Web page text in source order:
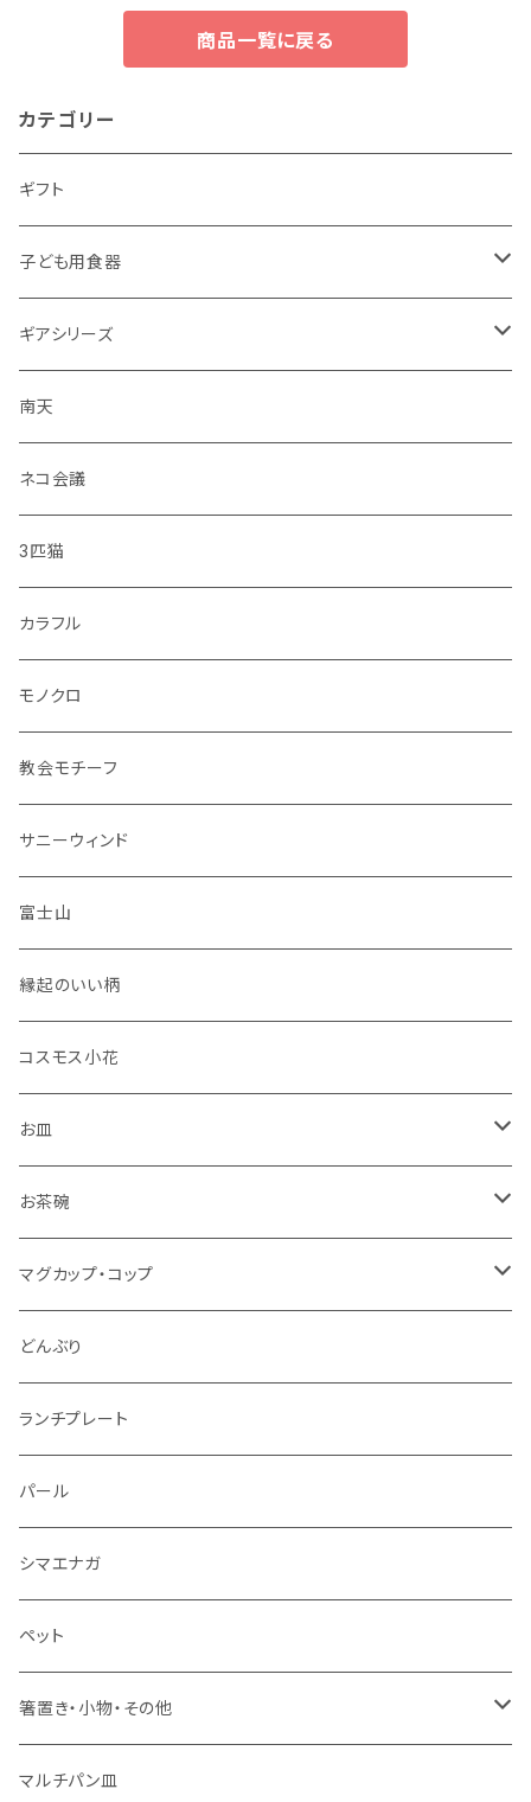
商品一覧に戻る
カテゴリー
ギフト
子ども用食器
・恐竜
・のりもの
・彩花
・どうぶつ
・小鳥
シマエナガ
ギアシリーズ
大皿
中皿
小皿
マグカップ
コップ
花瓶
セット品
南天
ネコ会議
3匹猫
カラフル
モノクロ
教会モチーフ
サニーウィンド
富士山
縁起のいい柄
コスモス小花
お皿
角皿
丸皿
仕切り皿
お茶碗
大サイズ
小サイズ
マグカップ・コップ
マグカップ（大）
マグカップ（小）
湯のみ
ミニカップ
どんぶり
ランチプレート
パール
シマエナガ
ペット
箸置き・小物・その他
・箸置き
マルチパン皿